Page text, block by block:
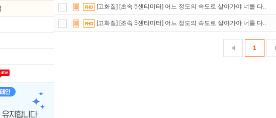
[고화질] [초속 5센티미터] 어느 정도의 속도로 살아가야 너를 다..
[고화질] [초속 5센티미터] 어느 정도의 속도로 살아가야 너를 다..
1